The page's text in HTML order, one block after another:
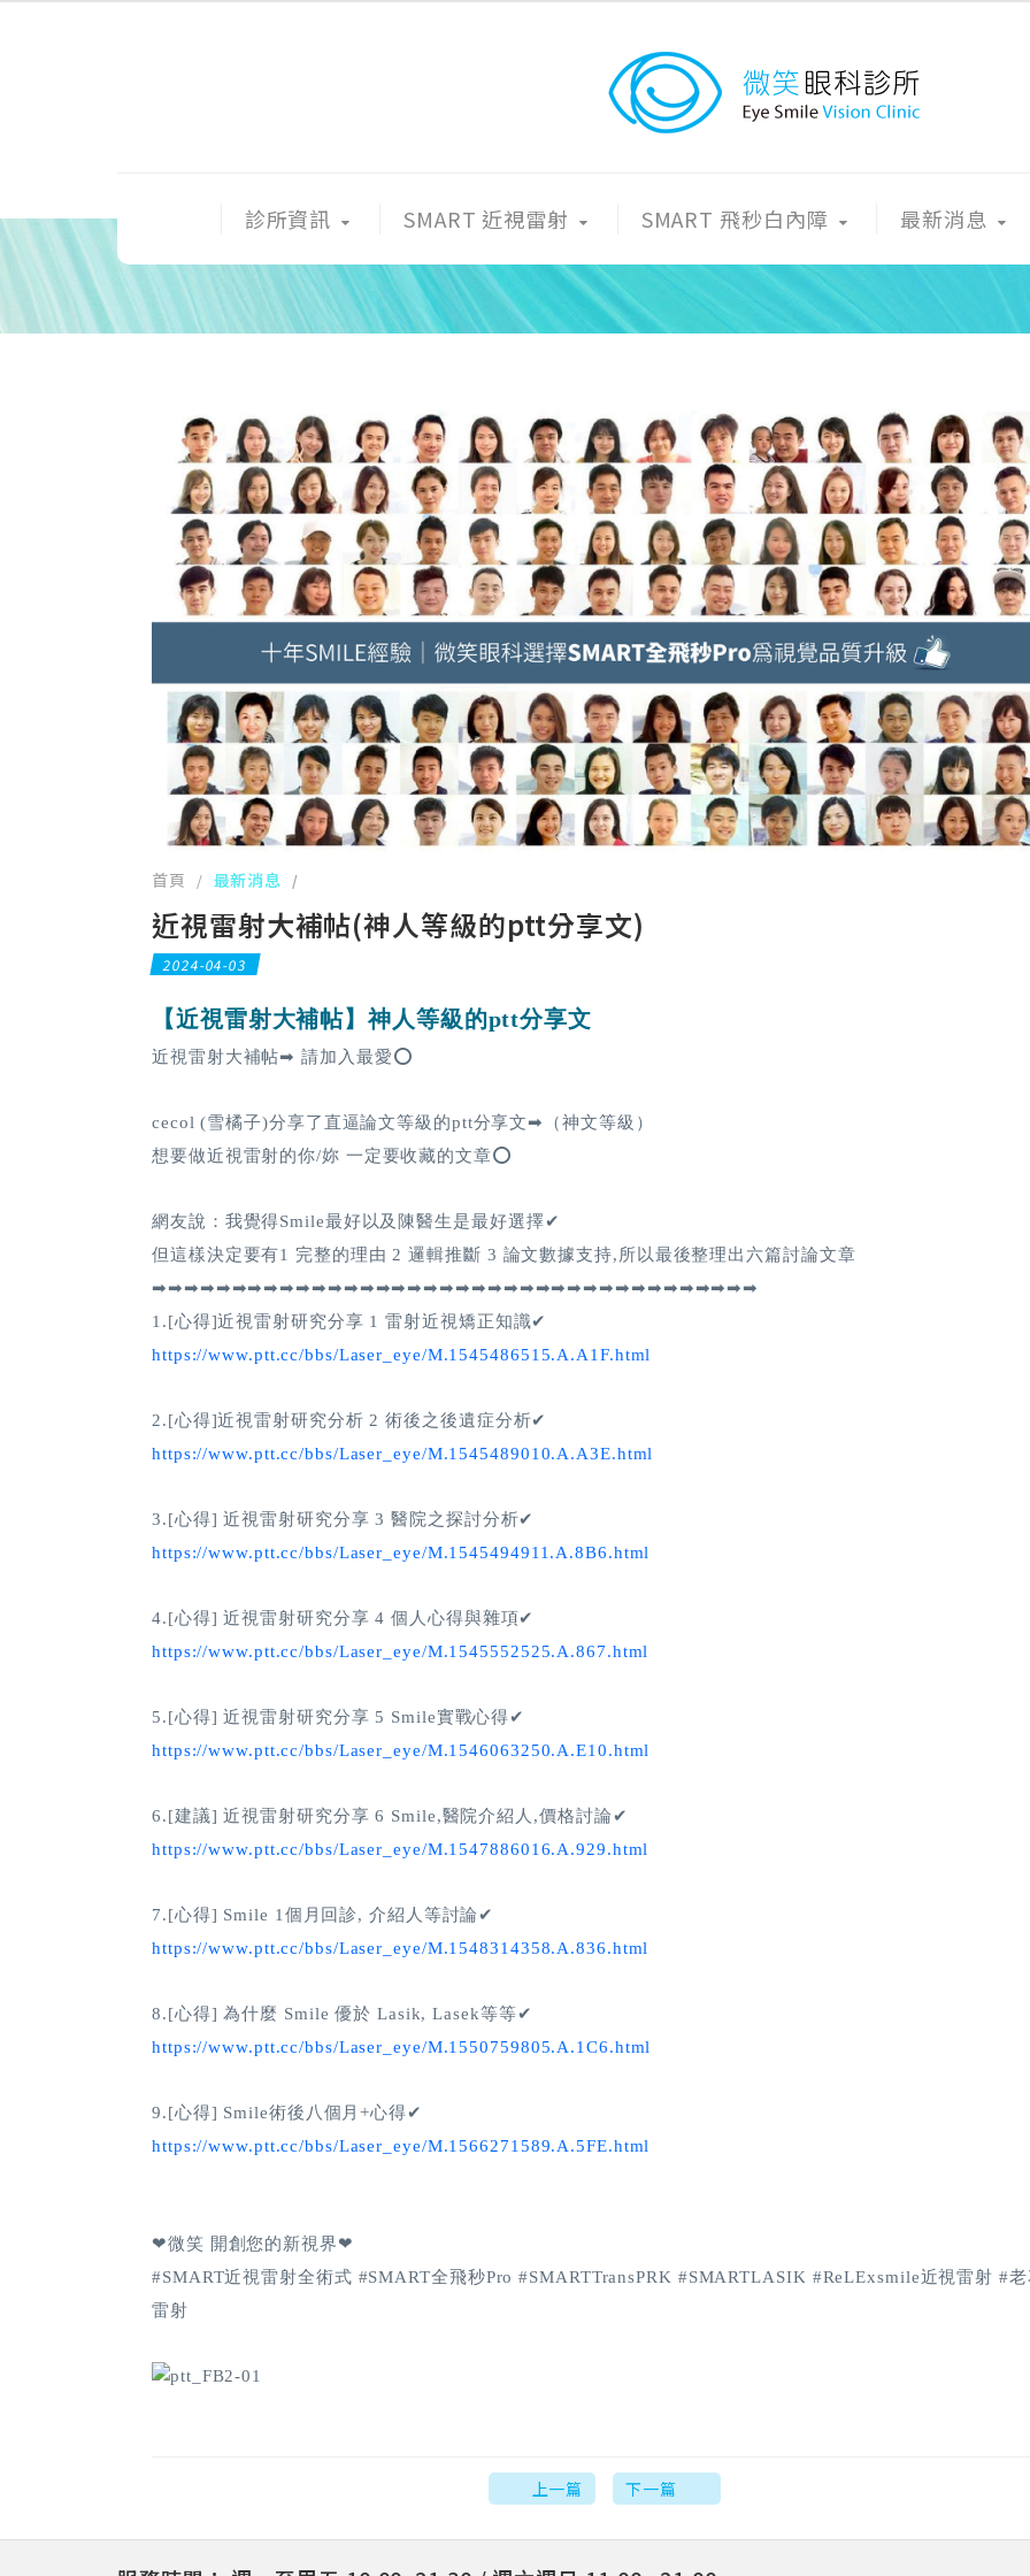
診所資訊 SMART 近視雷射 SMART 飛秒白內障 最新消息
首頁 / 最新消息 /
近視雷射大補帖(神人等級的ptt分享文)
2024-04-03
【近視雷射大補帖】神人等級的ptt分享文
近視雷射大補帖➡ 請加入最愛⭕
cecol (雪橘子)分享了直逼論文等級的ptt分享文➡（神文等級）
想要做近視雷射的你/妳 一定要收藏的文章⭕
網友說：我覺得Smile最好以及陳醫生是最好選擇✔
但這樣決定要有1 完整的理由 2 邏輯推斷 3 論文數據支持,所以最後整理出六篇討論文章
➡➡➡➡➡➡➡➡➡➡➡➡➡➡➡➡➡➡➡➡➡➡➡➡➡➡➡➡➡➡➡➡➡➡➡➡➡➡
1.[心得]近視雷射研究分享 1 雷射近視矯正知識✔
https://www.ptt.cc/bbs/Laser_eye/M.1545486515.A.A1F.html
2.[心得]近視雷射研究分析 2 術後之後遺症分析✔
https://www.ptt.cc/bbs/Laser_eye/M.1545489010.A.A3E.html
3.[心得] 近視雷射研究分享 3 醫院之探討分析✔
https://www.ptt.cc/bbs/Laser_eye/M.1545494911.A.8B6.html
4.[心得] 近視雷射研究分享 4 個人心得與雜項✔
https://www.ptt.cc/bbs/Laser_eye/M.1545552525.A.867.html
5.[心得] 近視雷射研究分享 5 Smile實戰心得✔
https://www.ptt.cc/bbs/Laser_eye/M.1546063250.A.E10.html
6.[建議] 近視雷射研究分享 6 Smile,醫院介紹人,價格討論✔
https://www.ptt.cc/bbs/Laser_eye/M.1547886016.A.929.html
7.[心得] Smile 1個月回診, 介紹人等討論✔
https://www.ptt.cc/bbs/Laser_eye/M.1548314358.A.836.html
8.[心得] 為什麼 Smile 優於 Lasik, Lasek等等✔
https://www.ptt.cc/bbs/Laser_eye/M.1550759805.A.1C6.html
9.[心得] Smile術後八個月+心得✔
https://www.ptt.cc/bbs/Laser_eye/M.1566271589.A.5FE.html
❤微笑 開創您的新視界❤
#SMART近視雷射全術式 #SMART全飛秒Pro #SMARTTransPRK #SMARTLASIK #ReLExsmile近視雷射 #
雷射
上一篇 下一篇